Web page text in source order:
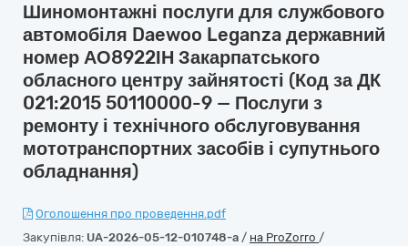
Шиномонтажні послуги для службового
автомобіля Daewoo Leganza державний
номер АО8922ІН Закарпатського
обласного центру зайнятості (Код за ДК
021:2015 50110000-9 — Послуги з
ремонту і технічного обслуговування
мототранспортних засобів і супутнього
обладнання)
Оголошення про проведення.pdf
Закупівля: UA-2026-05-12-010748-a / на ProZorro /